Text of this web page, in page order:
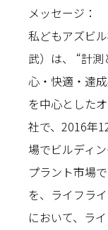
メッセージ：
私どもアズビ
武）は、 “計
心・快適・達
を中心とした
社で、2016年
場でビルディ
プラント市場
を、ライフラ
において、ラ